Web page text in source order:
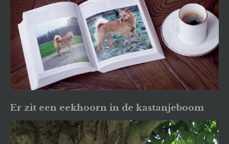
Er zit een eekhoorn in de kastanjeboom